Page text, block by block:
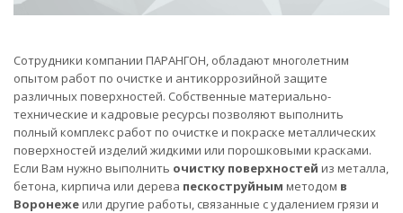
Сотрудники компании ПАРАНГОН, обладают многолетним
опытом работ по очистке и антикоррозийной защите
различных поверхностей. Собственные материально-
технические и кадровые ресурсы позволяют выполнить
полный комплекс работ по очистке и покраске металлических
поверхностей изделий жидкими или порошковыми красками.
Если Вам нужно выполнить очистку поверхностей из металла,
бетона, кирпича или дерева пескоструйным методом в
Воронежеили другие работы, связанные с удалением грязи и